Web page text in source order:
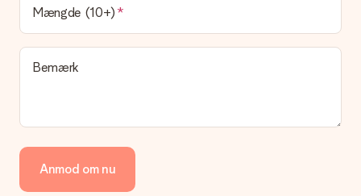
Hvilke leveringsmuligheder kan jeg vælge?
I øjeblikket er det ikke (endnu) muligt at vælge en
leveringsindstilling. Den gave, du vil bestille, sendes enten som
en pakke eller som postkasse levering. Vil du gerne vide
hvilken måde din ordre sendes på? Kontakt venligst vores
Vi tilbyder følgende betalingsmetoder: Dankort, Paypal,
kreditkort, faktura via Klarna eller bankoverførsel. I tilfælde af
manuel betaling overførsel, skal du tage højde for en ekstra 3
Mængde (10+)
Bemærk
Anmod om nu